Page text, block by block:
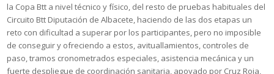
la Copa Btt a nivel técnico y físico, del resto de pruebas habituales del
Circuito Btt Diputación de Albacete, haciendo de las dos etapas un
reto con dificultad a superar por los participantes, pero no imposible
de conseguir y ofreciendo a estos, avituallamientos, controles de
paso, tramos cronometrados especiales, asistencia mecánica y un
fuerte despliegue de coordinación sanitaria, apoyado por Cruz Roja,